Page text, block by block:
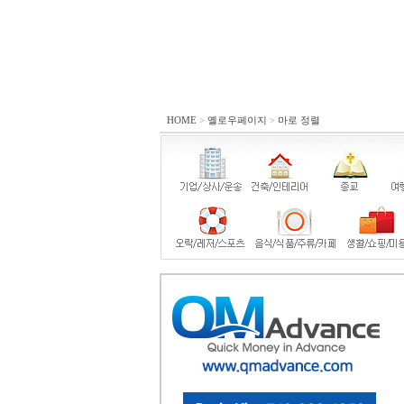
HOME > 옐로우페이지 > 마로 정렬